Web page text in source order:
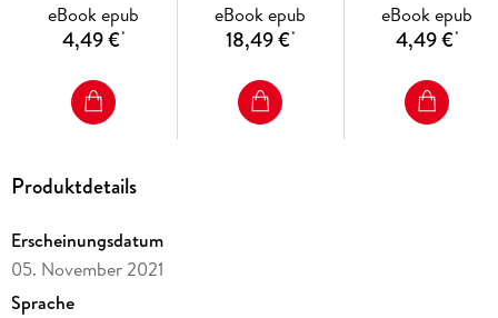
eBook epub
4,49 €*
eBook epub
18,49 €*
eBook epub
4,49 €*
Produktdetails
Erscheinungsdatum
05. November 2021
Sprache